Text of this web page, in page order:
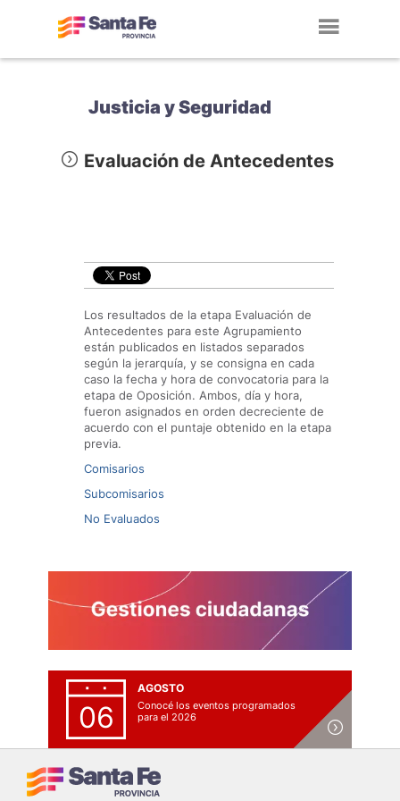
Justicia y Seguridad
Evaluación de Antecedentes
Los resultados de la etapa Evaluación de
Antecedentes para este Agrupamiento
están publicados en listados separados
según la jerarquía, y se consigna en cada
caso la fecha y hora de convocatoria para la
etapa de Oposición. Ambos, día y hora,
fueron asignados en orden decreciente de
acuerdo con el puntaje obtenido en la etapa
previa.
Comisarios
Subcomisarios
No Evaluados
06
AGOSTO
Conocé los eventos programados
para el 2026